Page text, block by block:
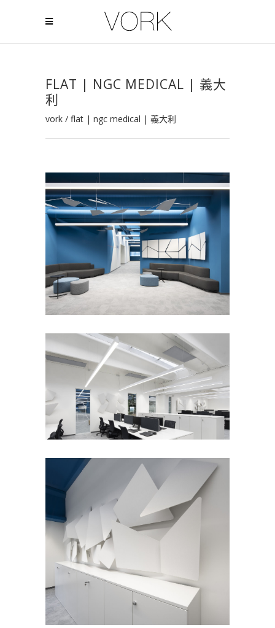
FLAT | NGC MEDICAL | 義大
利
vork / flat | ngc medical | 義大利